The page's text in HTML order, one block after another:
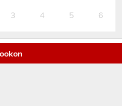
3 4 5 6